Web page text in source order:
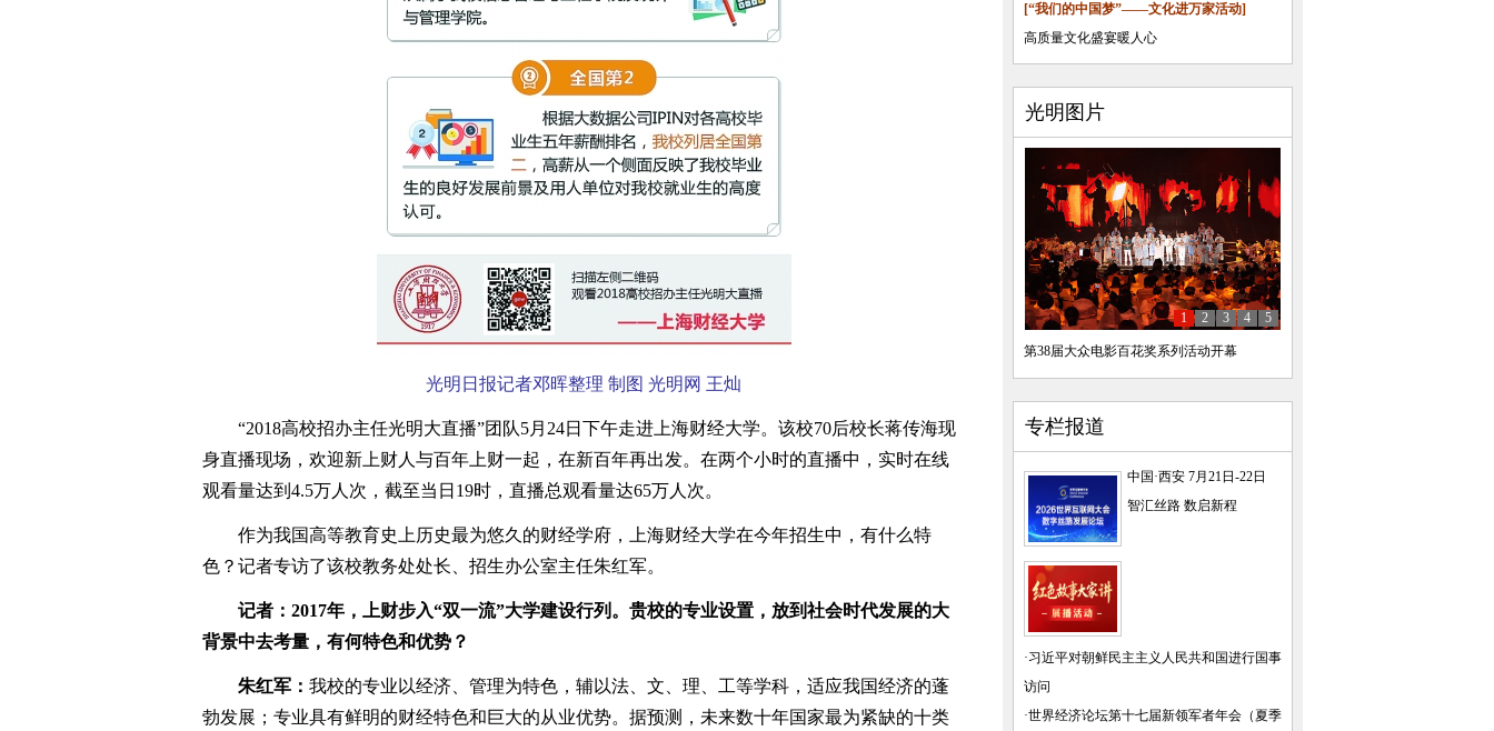
光明日报记者邓晖整理 制图 光明网 王灿
“2018高校招办主任光明大直播”团队5月24日下午走进上海财经大学。该校70后校长蒋传海现
身直播现场，欢迎新上财人与百年上财一起，在新百年再出发。在两个小时的直播中，实时在线
观看量达到4.5万人次，截至当日19时，直播总观看量达65万人次。
作为我国高等教育史上历史最为悠久的财经学府，上海财经大学在今年招生中，有什么特
色？记者专访了该校教务处处长、招生办公室主任朱红军。
记者：2017年，上财步入“双一流”大学建设行列。贵校的专业设置，放到社会时代发展的大
背景中去考量，有何特色和优势？
朱红军： 我校的专业以经济、管理为特色，辅以法、文、理、工等学科，适应我国经济的蓬
勃发展；专业具有鲜明的财经特色和巨大的从业优势。据预测，未来数十年国家最为紧缺的十类
[“我们的中国梦”——文化进万家活动]
高质量文化盛宴暖人心
光明图片
第38届大众电影百花奖系列活动开幕
1 2 3 4 5
专栏报道
中国·西安 7月21日-22日
智汇丝路 数启新程
·习近平对朝鲜民主主义人民共和国进行国事
访问
·世界经济论坛第十七届新领军者年会（夏季